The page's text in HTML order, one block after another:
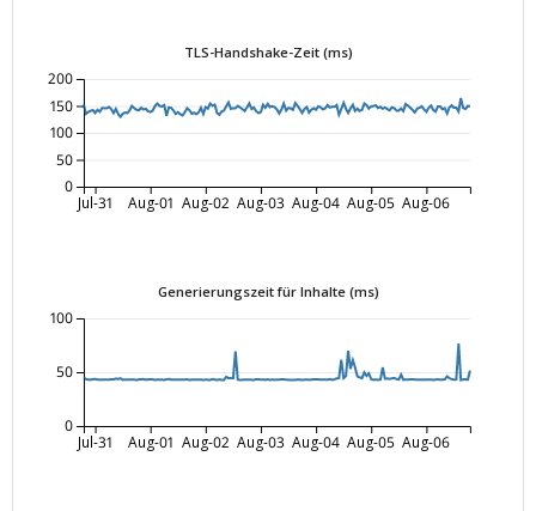
TLS-Handshake-Zeit (ms)
Jul-31 Aug-01 Aug-02 Aug-03 Aug-04 Aug-05 Aug-06
0
50
100
150
200
Generierungszeit für Inhalte (ms)
Jul-31 Aug-01 Aug-02 Aug-03 Aug-04 Aug-05 Aug-06
0
50
100